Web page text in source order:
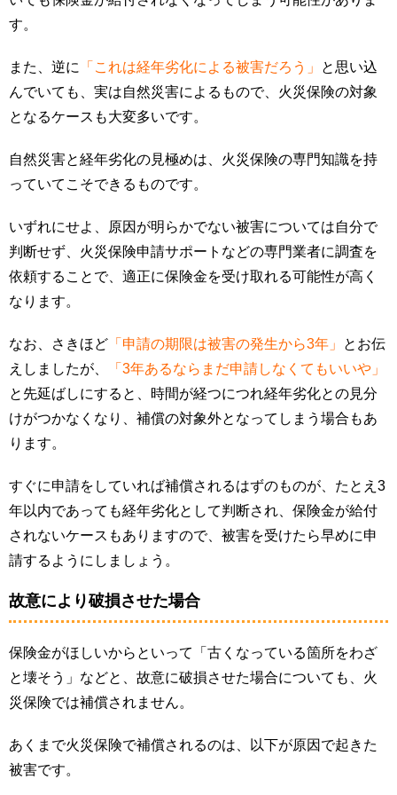
す。
また、逆に 「これは経年劣化による被害だろう」
と思い込
んでいても、実は自然災害によるもので、火災保険の対象
となるケースも大変多いです。
自然災害と経年劣化の見極めは、火災保険の専門知識を持
っていてこそできるものです。
いずれにせよ、原因が明らかでない被害については自分で
判断せず、火災保険申請サポートなどの専門業者に調査を
依頼することで、適正に保険金を受け取れる可能性が高く
なります。
なお、さきほど 「申請の期限は被害の発生から3年」
とお伝
えしましたが、
「3年あるならまだ申請しなくてもいいや」
と先延ばしにすると、時間が経つにつれ経年劣化との見分
けがつかなくなり、補償の対象外となってしまう場合もあ
ります。
すぐに申請をしていれば補償されるはずのものが、たとえ3
年以内であっても経年劣化として判断され、保険金が給付
されないケースもありますので、被害を受けたら早めに申
請するようにしましょう。
故意により破損させた場合
保険金がほしいからといって「古くなっている箇所をわざ
と壊そう」などと、故意に破損させた場合についても、火
災保険では補償されません。
あくまで火災保険で補償されるのは、以下が原因で起きた
被害です。